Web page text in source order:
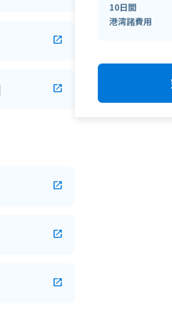
open_in_new
open_in_new
open_in_new
open_in_new
open_in_new
10日間
港湾諸費用